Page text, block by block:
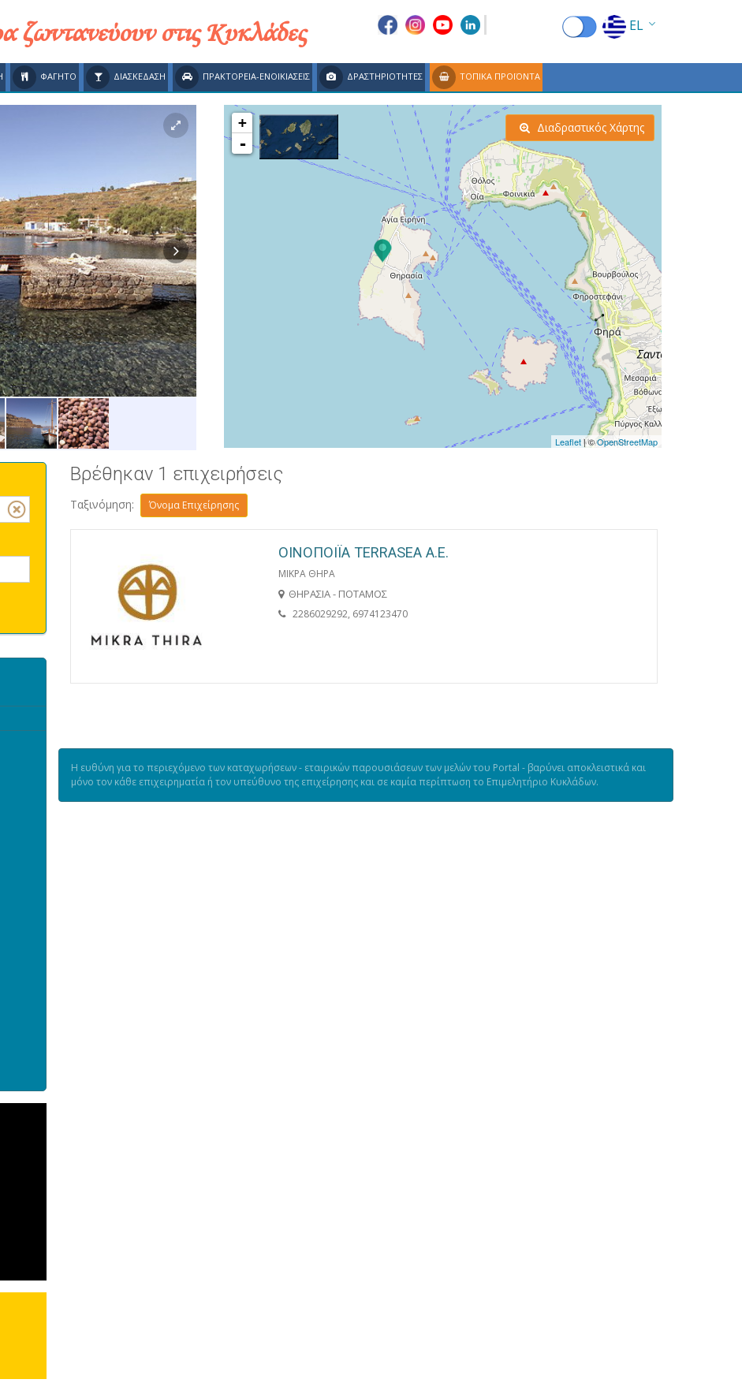
ζωντανεύουν στις Κυκλάδες EL
EN
FR
DE
CN
ΦΑΓΗΤΟ ΔΙΑΣΚΕΔΑΣΗ ΠΡΑΚΤΟΡΕΙΑ-ΕΝΟΙΚΙΑΣΕΙΣ ΔΡΑΣΤΗΡΙΟΤΗΤΕΣ ΤΟΠΙΚΑ ΠΡΟΪΟΝΤΑ
+
-
Leaflet| ©OpenStreetMap
Διαδραστικός Χάρτης
Βρέθηκαν 1 επιχειρήσεις
Ταξινόμηση: Όνομα Επιχείρησης
OINΟΠΟΙΪΑ TERRASEA A.E.
ΜΙΚΡΑ ΘΗΡΑ
ΘΗΡΑΣΙΑ - ΠΟΤΑΜΟΣ
2286029292, 6974123470
Η ευθύνη για το περιεχόμενο των καταχωρήσεων - εταιρικών παρουσιάσεων των μελών του Portal - βαρύνει αποκλειστικά και
μόνο τον κάθε επιχειρηματία ή τον υπεύθυνο της επιχείρησης και σε καμία περίπτωση το Επιμελητήριο Κυκλάδων.